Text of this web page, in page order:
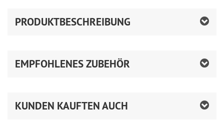
PRODUKTBESCHREIBUNG
EMPFOHLENES ZUBEHÖR
KUNDEN KAUFTEN AUCH